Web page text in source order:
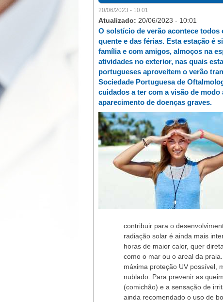
20/06/2023 - 10:01
Atualizado: 20/06/2023 - 10:01
O solstício de verão acontece todos
quente e das férias. Esta estação é
família e com amigos, almoços na
atividades no exterior, nas quais
portugueses aproveitem o verão
Sociedade Portuguesa de
cuidados a ter com a visão de
aparecimento de doenças graves.
contribuir para o
radiação solar é ainda mais
horas de maior calor, quer
como o mar ou o areal da
máxima proteção UV possível,
nublado. Para prevenir as
(comichão) e a sensação de
ainda recomendado o uso de